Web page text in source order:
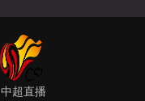
中超直播